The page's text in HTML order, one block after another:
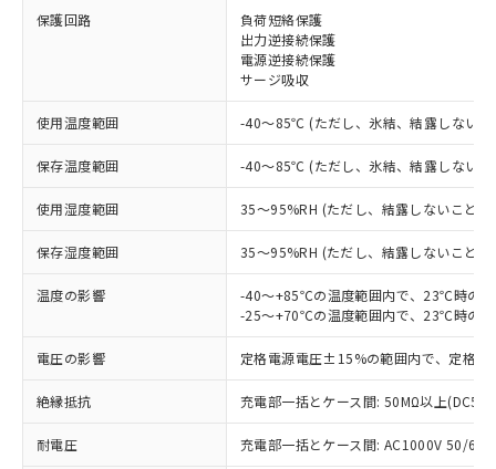
保護回路
負荷短絡保護
出力逆接続保護
電源逆接続保護
サージ吸収
使用温度範囲 -40～85℃ (ただし、氷結、結露しないこ
保存温度範囲 -40～85℃ (ただし、氷結、結露しないこ
使用湿度範囲 35～95%RH (ただし、結露しないこと)
保存湿度範囲 35～95%RH (ただし、結露しないこと)
温度の影響
-40～+85℃の温度範囲内で、23℃時の
-25～+70℃の温度範囲内で、23℃時の
電圧の影響 定格電源電圧±15%の範囲内で、定格
絶縁抵抗 充電部一括とケース間: 50MΩ以上
耐電圧 充電部一括とケース間: AC1000V 50/
ご利用条件
以下の条件をお読みいただき、同意のうえ
本サービスは、当社制御機器事業取扱
商品の当社在庫状況および標準価格
(税抜)を提供させていただくもので
当社制御機器事業取扱商品の中には、
本サービスの対象外となる商品もある
ことをご了承ください。
在庫状況および標準価格照会結果は、
※1 対応状況
対応済み：EU RoHS指令（10物質）の
非含有に対応した製品が提供可能な商品で
対応予定：EU RoHS指令（10物質）の非含
商品です。
対応予定なし：EU RoHS指令（10物質）の
非含有に非対応の商品で、対応品を出す予
定はありません。
調査・確認中：EU RoHS指令（10物質）の
非含有の対応状況を調査中または確認中の
非該当品：ライセンス料など無形物で、有
害物質有無と関係のない商品です。
仕入先様の事情により、非含有部品として
いたものが、含有品と判明した場合などや
むを得ず変更することがあります。
※1 中国RoHS○×表
「○」：最大均質材料含有率が中国RoHSの
基準値以下であることを示します。
「×」：最大均質材料含有率が中国RoHSの
基準値を超えていることを示します。
「－」：未確認です。当社販売部門へお問
当社は、これら貴社製品のうち、外国
為替および外国貿易法に定める商品
（以下｢規制貨物等」という）を輸出